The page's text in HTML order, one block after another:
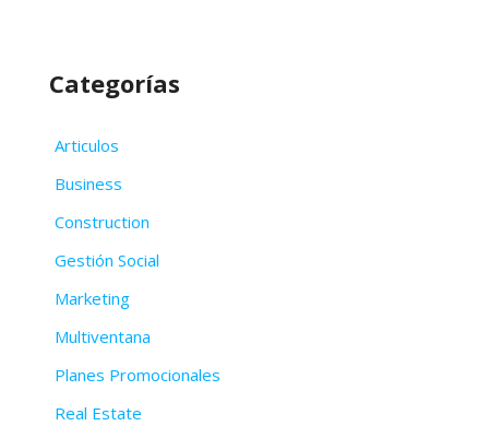
Categorías
Articulos
Business
Construction
Gestión Social
Marketing
Multiventana
Planes Promocionales
Real Estate